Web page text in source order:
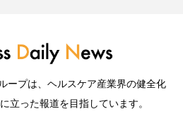
ープは、ヘルスケア産業界の健全化
立った報道を目指しています。